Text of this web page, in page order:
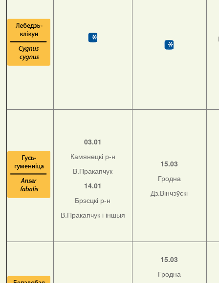
03.01
Камянецкі р-н
В.Пракапчук
14.01
Брэсцкі р-н
В.Пракапчук і іншыя
15.03
Гродна
Дз.Вінчэўскі
15.03
Гродна